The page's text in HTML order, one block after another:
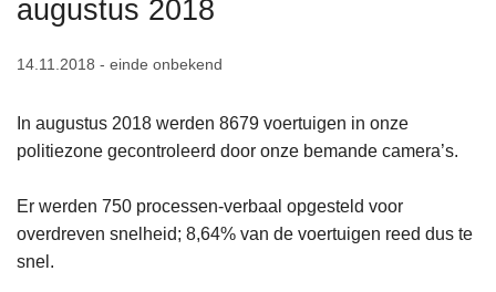
augustus 2018
14.11.2018 - einde onbekend
In augustus 2018 werden 8679 voertuigen in onze
politiezone gecontroleerd door onze bemande camera’s.
Er werden 750 processen-verbaal opgesteld voor
overdreven snelheid; 8,64% van de voertuigen reed dus te
snel.